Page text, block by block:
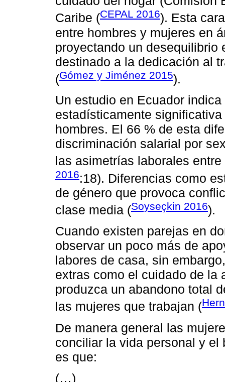
Caribe (CEPAL 2016). Esta
entre hombres y mujeres en
proyectando un desequilibrio
destinado a la dedicación al
(Gómez y Jiménez 2015).
Un estudio en Ecuador
estadísticamente
hombres. El 66 % de esta
discriminación salarial por
las asimetrías laborales entre
2016:18). Diferencias como
de género que provoca
clase media (Soyseçkin 2016).
Cuando existen parejas en
observar un poco más de
labores de casa, sin
extras como el cuidado de la
produzca un abandono total
las mujeres que trabajan (
De manera general las
conciliar la vida personal y
es que:
(…)